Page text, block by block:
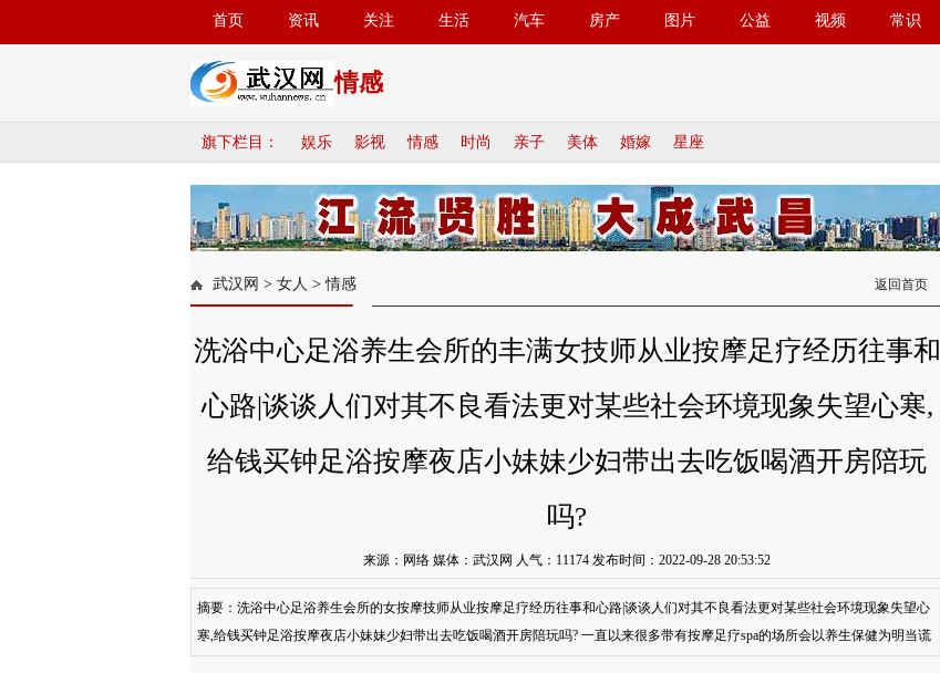
首页 资讯 关注 生活 汽车 房产 图片 公益 视频 常识
情感
旗下栏目： 娱乐 影视 情感 时尚 亲子 美体 婚嫁 星座
武汉网 > 女人 >情感 返回首页
洗浴中心足浴养生会所的丰满女技师从业按摩足疗经历往事和
心路|谈谈人们对其不良看法更对某些社会环境现象失望心寒,
给钱买钟足浴按摩夜店小妹妹少妇带出去吃饭喝酒开房陪玩
吗?
来源：网络 媒体：武汉网 人气： 11174 发布时间：2022-09-28 20:53:52
摘要：洗浴中心足浴养生会所的女按摩技师从业按摩足疗经历往事和心路|谈谈人们对其不良看法更对某些社会环境现象失望心
寒,给钱买钟足浴按摩夜店小妹妹少妇带出去吃饭喝酒开房陪玩吗? 一直以来很多带有按摩足疗spa的场所会以养生保健为明当谎